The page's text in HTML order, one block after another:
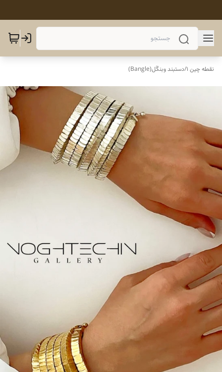
نقطه چین 1 /دستبند وبنگَل(Bangle)